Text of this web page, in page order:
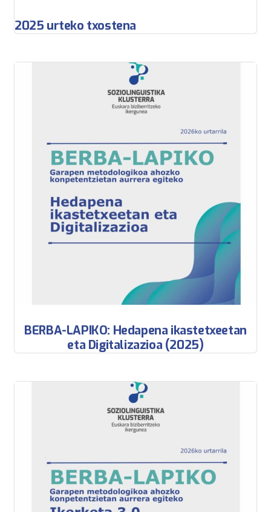
2025 urteko txostena
BERBA-LAPIKO: Hedapena ikastetxeetan
eta Digitalizazioa (2025)